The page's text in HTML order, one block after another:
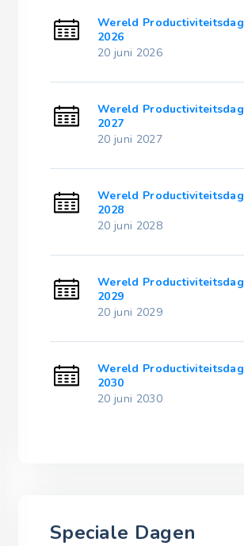
Wereld Productiviteitsdag
2026
20 juni 2026
Wereld Productiviteitsdag
2027
20 juni 2027
Wereld Productiviteitsdag
2028
20 juni 2028
Wereld Productiviteitsdag
2029
20 juni 2029
Wereld Productiviteitsdag
2030
20 juni 2030
Speciale Dagen